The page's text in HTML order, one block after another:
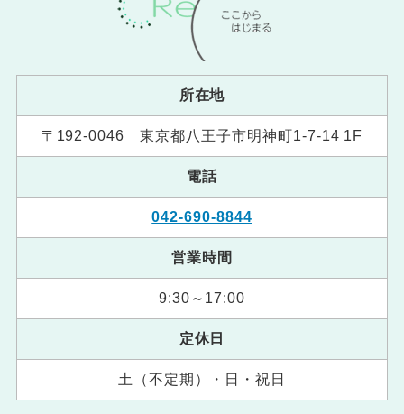
所在地
〒192-0046 東京都八王子市明神町1-7-14 1F
電話
042-690-8844
営業時間
9:30～17:00
定休日
土（不定期）・日・祝日